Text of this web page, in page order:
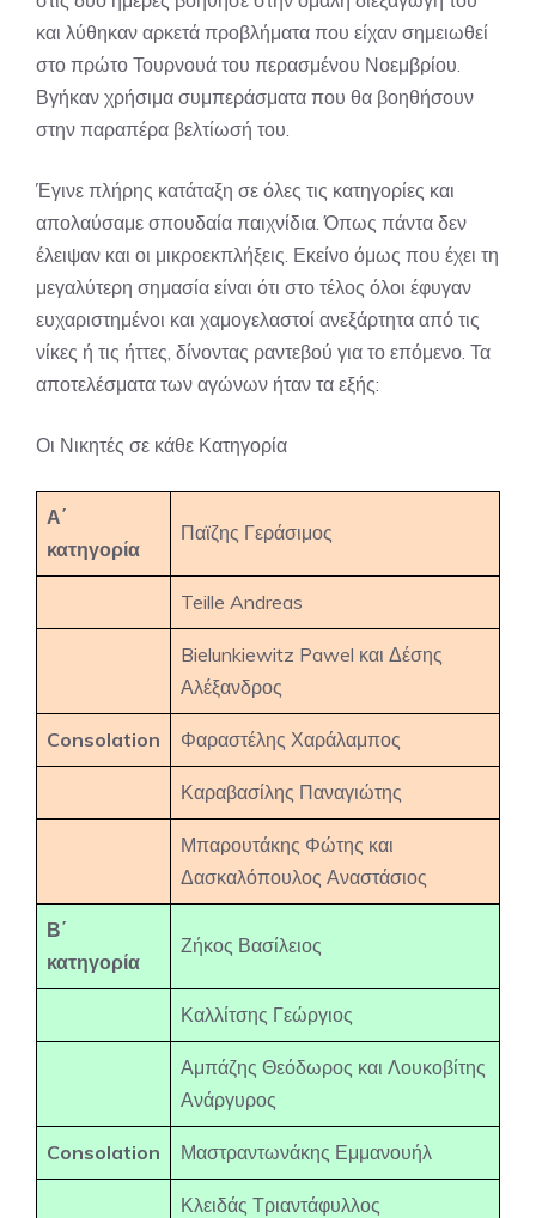
και λύθηκαν αρκετά προβλήματα που είχαν σημειωθεί
στο πρώτο Τουρνουά του περασμένου Νοεμβρίου.
Βγήκαν χρήσιμα συμπεράσματα που θα βοηθήσουν
στην παραπέρα βελτίωσή του.
Έγινε πλήρης κατάταξη σε όλες τις κατηγορίες και
απολαύσαμε σπουδαία παιχνίδια. Όπως πάντα δεν
έλειψαν και οι μικροεκπλήξεις. Εκείνο όμως που έχει τη
μεγαλύτερη σημασία είναι ότι στο τέλος όλοι έφυγαν
ευχαριστημένοι και χαμογελαστοί ανεξάρτητα από τις
νίκες ή τις ήττες, δίνοντας ραντεβού για το επόμενο. Τα
αποτελέσματα των αγώνων ήταν τα εξής:
Οι Νικητές σε κάθε Κατηγορία
Α΄
κατηγορία
Παϊζης Γεράσιμος
Teille Andreas
Bielunkiewitz Pawel και Δέσης
Αλέξανδρος
Consolation Φαραστέλης Χαράλαμπος
Καραβασίλης Παναγιώτης
Μπαρουτάκης Φώτης και
Δασκαλόπουλος Αναστάσιος
Β΄
κατηγορία
Ζήκος Βασίλειος
Καλλίτσης Γεώργιος
Αμπάζης Θεόδωρος και Λουκοβίτης
Ανάργυρος
Consolation Μαστραντωνάκης Εμμανουήλ
Κλειδάς Τριαντάφυλλος